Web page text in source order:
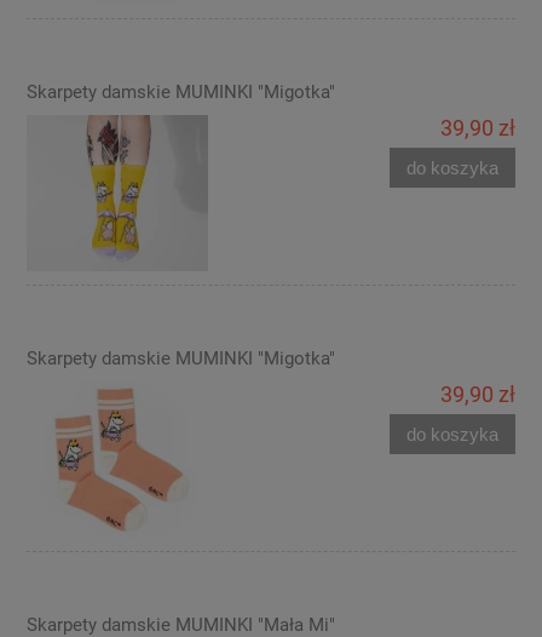
Skarpety damskie MUMINKI "Migotka"
39,90 zł
do koszyka
Skarpety damskie MUMINKI "Migotka"
39,90 zł
do koszyka
Skarpety damskie MUMINKI "Mała Mi"